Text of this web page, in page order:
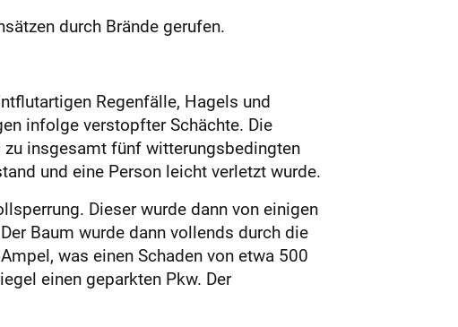
durch Brände gerufen.
Regenfälle, Hagels und
infolge verstopfter Schächte. Die
insgesamt fünf witterungsbedingten
und eine Person leicht verletzt wurde.
Dieser wurde dann von einigen
Baum wurde dann vollends durch die
was einen Schaden von etwa 500
einen geparkten Pkw. Der